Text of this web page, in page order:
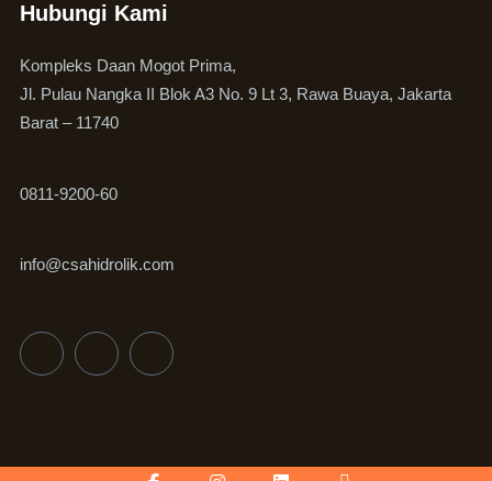
Hubungi Kami
Kompleks Daan Mogot Prima,
Jl. Pulau Nangka II Blok A3 No. 9 Lt 3, Rawa Buaya, Jakarta
Barat – 11740
0811-9200-60
info@csahidrolik.com
Facebook-InstagramLinkedinIcon-